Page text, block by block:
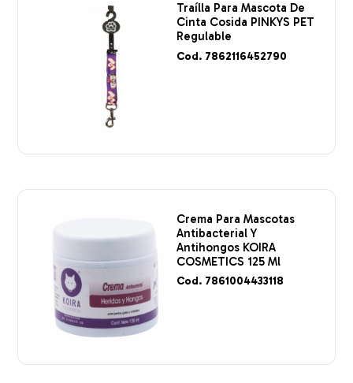
Traílla Para Mascota De
Cinta Cosida PINKYS PET
Regulable
Cod. 7862116452790
Crema Para Mascotas
Antibacterial Y
Antihongos KOIRA
COSMETICS 125 Ml
Cod. 7861004433118